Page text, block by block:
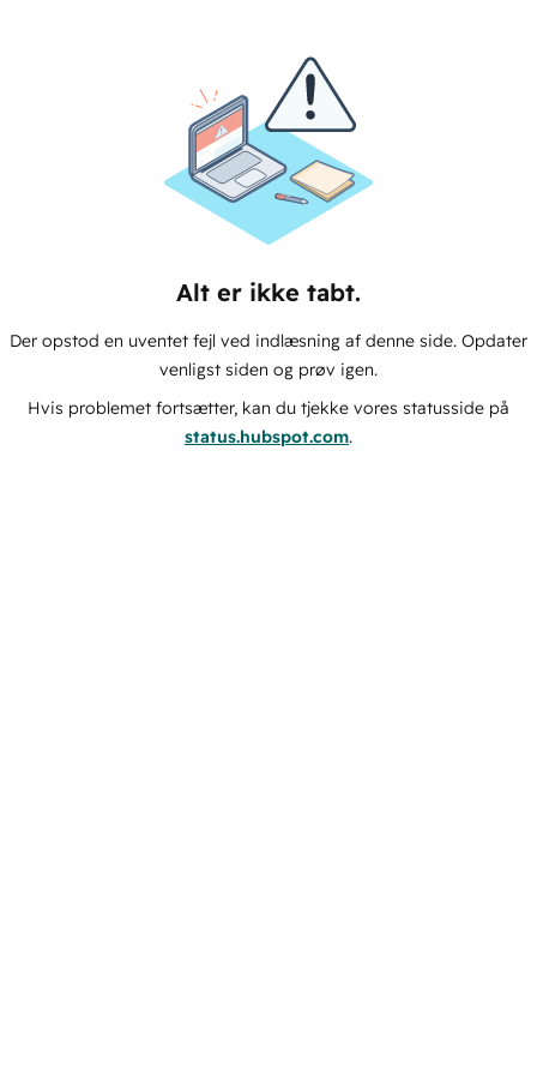
Alt er ikke tabt.
Der opstod en uventet fejl ved indlæsning af denne side. Opdater
venligst siden og prøv igen.
Hvis problemet fortsætter, kan du tjekke vores statusside på
status.hubspot.com.